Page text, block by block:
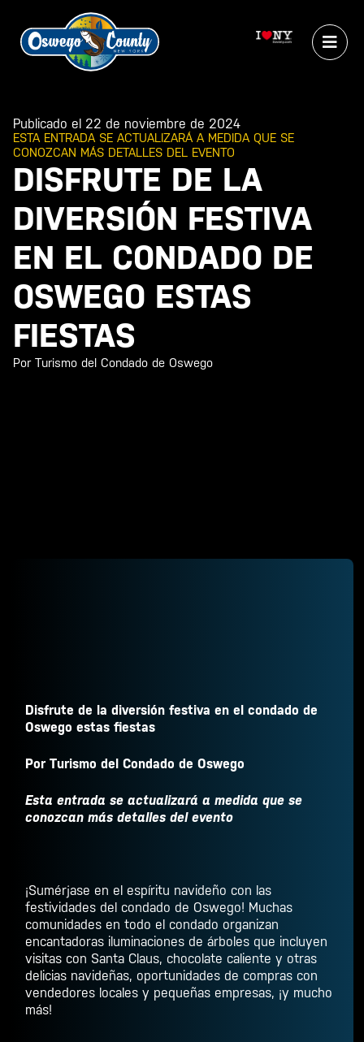
Publicado el 22 de noviembre de 2024
ESTA ENTRADA SE ACTUALIZARÁ A MEDIDA QUE SE
CONOZCAN MÁS DETALLES DEL EVENTO
DISFRUTE DE LA
DIVERSIÓN FESTIVA
EN EL CONDADO DE
OSWEGO ESTAS
FIESTAS
Por Turismo del Condado de Oswego
Disfrute de la diversión festiva en el condado de
Oswego estas fiestas
Por Turismo del Condado de Oswego
Esta entrada se actualizará a medida que se
conozcan más detalles del evento
¡Sumérjase en el espíritu navideño con las
festividades del condado de Oswego! Muchas
comunidades en todo el condado organizan
encantadoras iluminaciones de árboles que incluyen
visitas con Santa Claus, chocolate caliente y otras
delicias navideñas, oportunidades de compras con
vendedores locales y pequeñas empresas, ¡y mucho
más!